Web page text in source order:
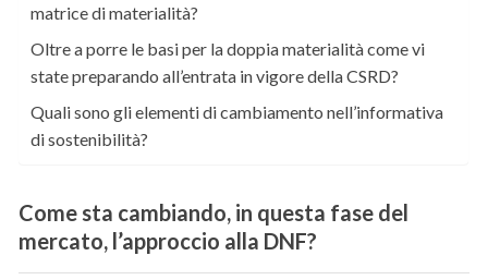
matrice di materialità?
Oltre a porre le basi per la doppia materialità come vi
state preparando all’entrata in vigore della CSRD?
Quali sono gli elementi di cambiamento nell’informativa
di sostenibilità?
Come sta cambiando, in questa fase del
mercato, l’approccio alla DNF?